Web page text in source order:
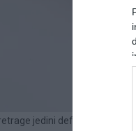
jedini definitivni način